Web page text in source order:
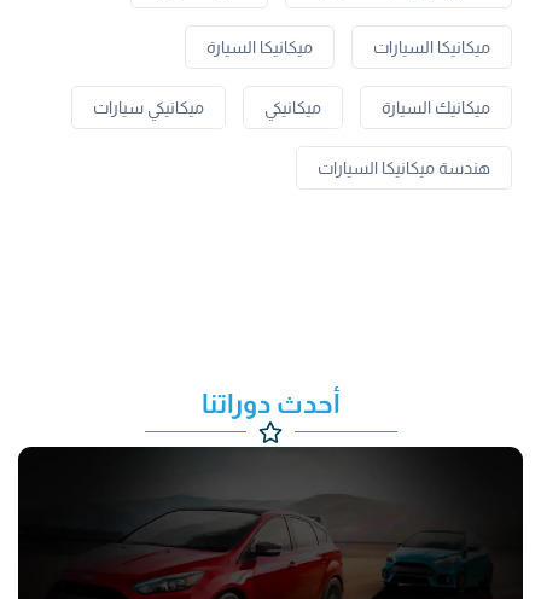
ميكانيكا السيارات ميكانيكا السيارة
ميكانيك السيارة ميكانيكي ميكانيكي سيارات
هندسة ميكانيكا السيارات
أحدث دوراتنا